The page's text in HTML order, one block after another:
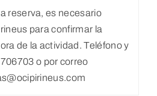
reserva, es necesario
para confirmar la
de la actividad. Teléfono y
o por correo